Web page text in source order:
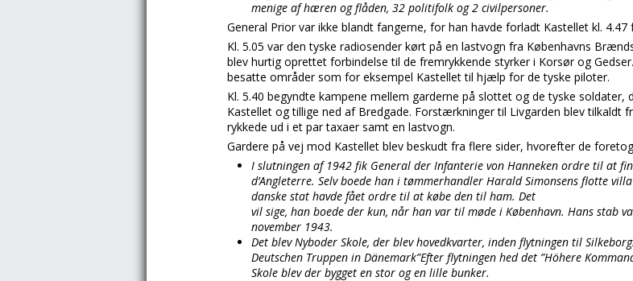
menige af hæren og flåden, 32 politifolk og 2 civilpersoner.
General Prior var ikke blandt fangerne, for han havde forladt Kastellet kl.
Kl. 5.05 var den tyske radiosender kørt på en lastvogn fra Københavns
blev hurtig oprettet forbindelse til de fremrykkende styrker i Korsør og
besatte områder som for eksempel Kastellet til hjælp for de tyske piloter.
Kl. 5.40 begyndte kampene mellem garderne på slottet og de tyske soldater,
Kastellet og tillige ned af Bredgade. Forstærkninger til Livgarden blev tilkaldt
rykkede ud i et par taxaer samt en lastvogn.
Gardere på vej mod Kastellet blev beskudt fra flere sider, hvorefter de
I slutningen af 1942 fik General der Infanterie von Hanneken ordre til at
d’Angleterre. Selv boede han i tømmerhandler Harald Simonsens flotte
danske stat havde fået ordre til at købe den til ham. Det
vil sige, han boede der kun, når han var til møde i København. Hans stab
november 1943.
Det blev Nyboder Skole, der blev hovedkvarter, inden flytningen til
Deutschen Truppen in Dänemark”Efter flytningen hed det ”Höhere
Skole blev der bygget en stor og en lille bunker.